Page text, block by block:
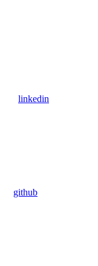
linkedin
github